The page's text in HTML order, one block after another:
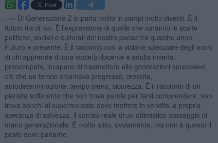
. — Di Generazione Z si parla molto in campi molto diversi. È il
futuro fra di noi. È l’espressione di quelle che saranno le scelte
politiche, sociali e culturali del nostro paese tra qualche anno.
Futuro e presente. È il racconto con la visione speculare degli occhi
di chi apprende di una società docente e adulta incerta,
preoccupata, incapace di trasmettere alle generazioni successive
ciò che un tempo chiamava progresso, crescita,
autodeterminazione, tempo pieno, sicurezza. È il racconto di un
pianeta sofferente che non trova parole per farsi comprendere, non
trova banchi al supermercato dove mettere in vendita la propria
speranza di salvezza, il sorriso reale di un ottimistico passaggio di
mano generazionale. È molto altro, ovviamente, ma non è questo il
posto dove parlarne.